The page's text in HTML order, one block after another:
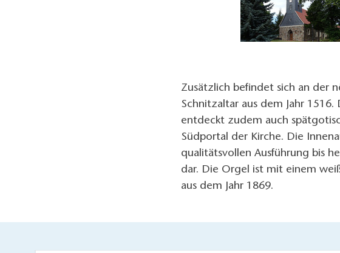
Zusätzlich befindet sich an der
Schnitzaltar aus dem Jahr
entdeckt zudem auch
Südportal der Kirche. Die
qualitätsvollen Ausführung bis
dar. Die Orgel ist mit einem
aus dem Jahr 1869.